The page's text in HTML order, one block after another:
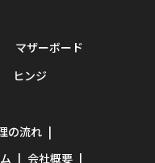
マザーボード
ヒンジ
の流れ
会社概要